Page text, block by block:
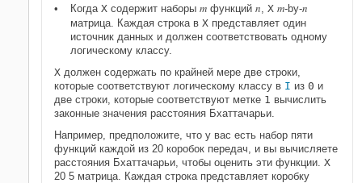
Когда X содержит наборы m функций n, X m-by-n
матрица. Каждая строка в X представляет один
источник данных и должен соответствовать одному
логическому классу.
X должен содержать по крайней мере две строки,
которые соответствуют логическому классу в I из 0 и
две строки, которые соответствуют метке 1 вычислить
законные значения расстояния Бхаттачарьи.
Например, предположите, что у вас есть набор пяти
функций каждой из 20 коробок передач, и вы вычисляете
расстояния Бхаттачарьи, чтобы оценить эти функции. X
20 5 матрица. Каждая строка представляет коробку